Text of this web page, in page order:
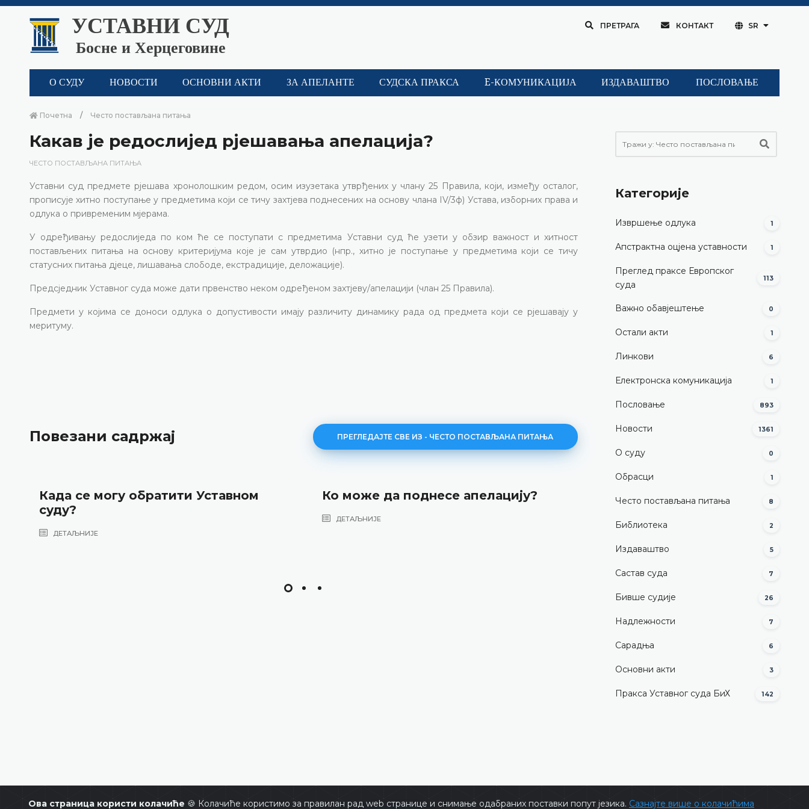
Ова страница користи колачиће 🍪 Колачиће користимо за правилан рад web странице и снимање одабраних поставки попут језика. Сазнајте више о колачићима
УСТАВНИ СУД
Босне и Херцеговине
ПРЕТРАГА КОНТАКТ SR
О СУДУ НОВОСТИ ОСНОВНИ АКТИ ЗА АПЕЛАНТЕ СУДСКА ПРАКСА E-КОМУНИКАЦИЈА ИЗДАВАШТВО ПОСЛОВАЊЕ
Почетна Често постављана питања
Какав је редослијед рјешавања апелација?
ЧЕСТО ПОСТАВЉАНА ПИТАЊА
Уставни суд предмете рјешава хронолошким редом, осим изузетака утврђених у члану 25 Правила, који, између осталог,
прописује хитно поступање у предметима који се тичу захтјева поднесених на основу члана IV/3ф) Устава, изборних права и
одлука о привременим мјерама.
У одређивању редослиједа по ком ће се поступати с предметима Уставни суд ће узети у обзир важност и хитност
постављених питања на основу критеријума које је сам утврдио (нпр., хитно је поступање у предметима који се тичу
статусних питања дјеце, лишавања слободе, екстрадиције, деложације).
Предсједник Уставног суда може дати првенство неком одређеном захтјеву/апелацији (члан 25 Правила).
Предмети у којима се доноси одлука о допустивости имају различиту динамику рада од предмета који се рјешавају у
меритуму.
Повезани садржај ПРЕГЛЕДАЈТЕ СВЕ ИЗ - ЧЕСТО ПОСТАВЉАНА ПИТАЊА
Када се могу обратити Уставном
суду?
ДЕТАЉНИЈЕ
Ко може да поднесе апелацију?
ДЕТАЉНИЈЕ
Како поднијети апелацију?
Категорије
Извршење одлука 1
Апстрактна оцјена уставности 1
Преглед праксе Европског
суда
113
Важно обавјештење 0
Остали акти 1
Линкови 6
Електронска комуникација 1
Пословање 893
Новости 1361
О суду 0
Обрасци 1
Често постављана питања 8
Библиотека 2
Издаваштво 5
Састав суда 7
Бивше судије 26
Надлежности 7
Сарадња 6
Основни акти 3
Пракса Уставног суда БиХ 142